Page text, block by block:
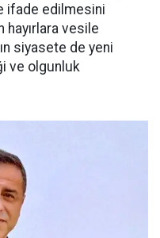
ifade edilmesini
vesile
siyasete de yeni
ve olgunluk